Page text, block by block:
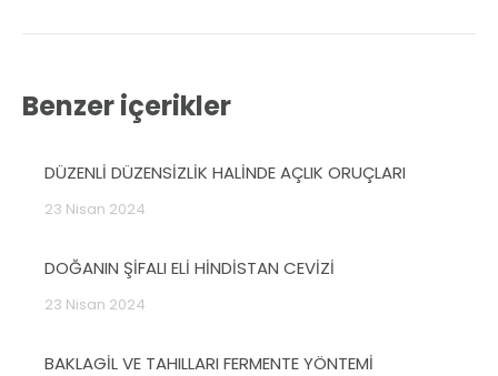
Benzer içerikler
DÜZENLİ DÜZENSİZLİK HALİNDE AÇLIK ORUÇLARI
23 Nisan 2024
DOĞANIN ŞİFALI ELİ HİNDİSTAN CEVİZİ
23 Nisan 2024
BAKLAGİL VE TAHILLARI FERMENTE YÖNTEMİ